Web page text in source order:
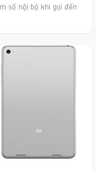
số nội bộ khi gọi đến